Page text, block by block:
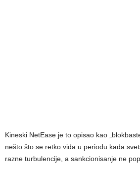
Kineski NetEase je to opisao kao
nešto što se retko viđa u periodu kada
razne turbulencije, a sankcionisanje ne